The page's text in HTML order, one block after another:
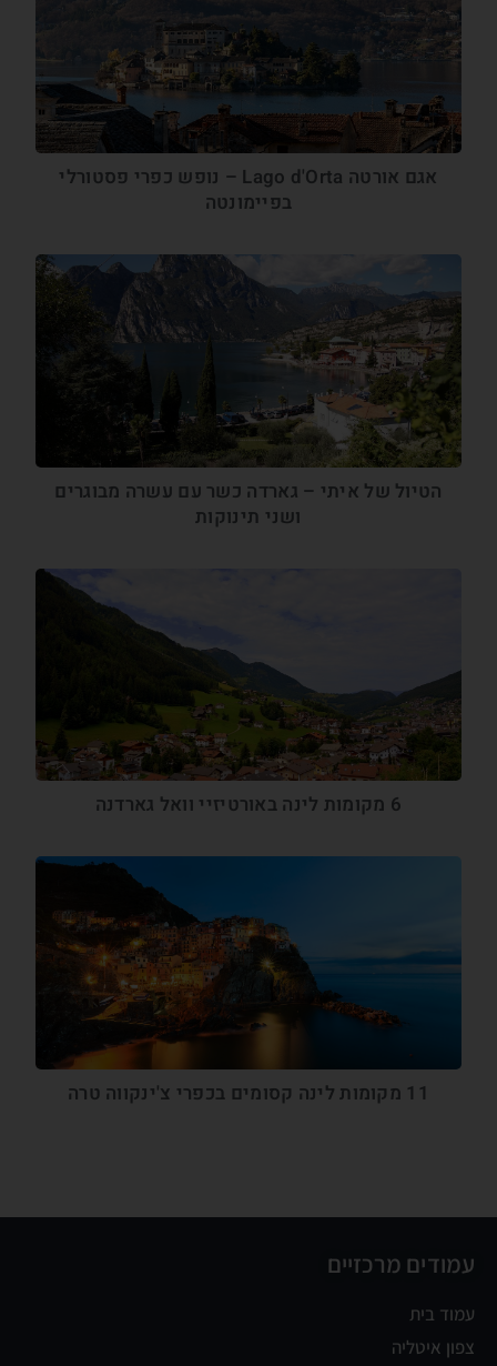
אגם אורטה Lago d'Orta – נופש כפרי פסטורלי
בפיימונטה
הטיול של איתי – גארדה כשר עם עשרה מבוגרים
ושני תינוקות
6 מקומות לינה באורטיזיי וואל גארדנה
11 מקומות לינה קסומים בכפרי צ'ינקווה טרה
עמודים מרכזיים
עמוד בית
צפון איטליה